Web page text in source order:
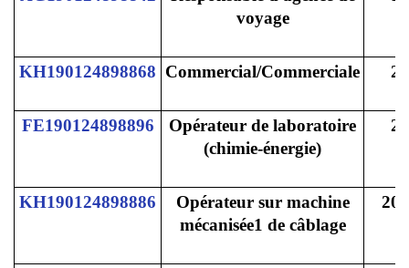
voyage
KH190124898868 Commercial/Commerciale 2
FE190124898896
Opérateur de laboratoire
(chimie-énergie)
2
KH190124898886
Opérateur sur machine
mécanisée1 de câblage
200